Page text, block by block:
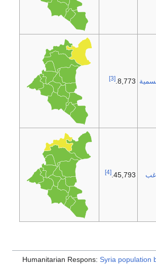
8,773.
[3]
45,793.
[4]
Humanitarian Respons:Syria population